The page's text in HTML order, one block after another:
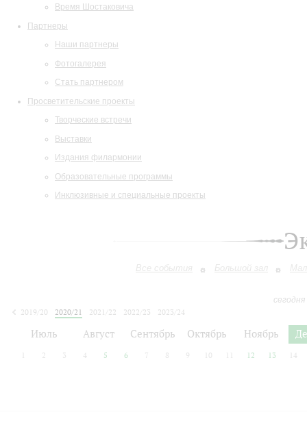
Время Шостаковича
Партнеры
Наши партнеры
Фотогалерея
Стать партнером
Просветительские проекты
Творческие встречи
Выставки
Издания филармонии
Образовательные программы
Инклюзивные и специальные проекты
Все события Большой зал
2019/20
2020/21 2021/22 2022/23
2023/24
Июль Август Сентябрь Октябрь Ноябрь
2 3 4 5 6 7 8 9 10 12 13 14